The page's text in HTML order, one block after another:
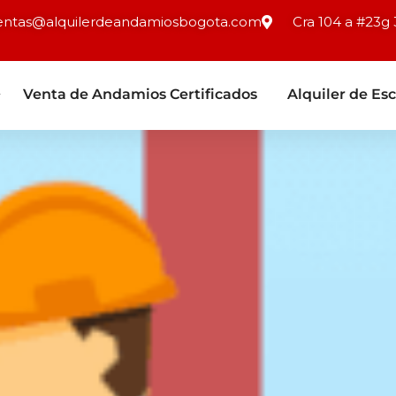
Cra 104 a #23g
Venta de Andamios Certificados Alquiler de